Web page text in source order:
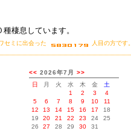
棲息しています。
セミに出会った 人目の方です。